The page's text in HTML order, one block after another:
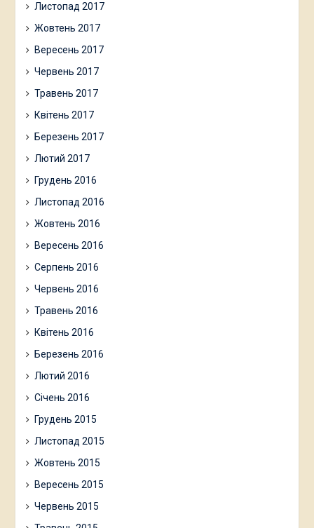
Листопад 2017
Жовтень 2017
Вересень 2017
Червень 2017
Травень 2017
Квітень 2017
Березень 2017
Лютий 2017
Грудень 2016
Листопад 2016
Жовтень 2016
Вересень 2016
Серпень 2016
Червень 2016
Травень 2016
Квітень 2016
Березень 2016
Лютий 2016
Січень 2016
Грудень 2015
Листопад 2015
Жовтень 2015
Вересень 2015
Червень 2015